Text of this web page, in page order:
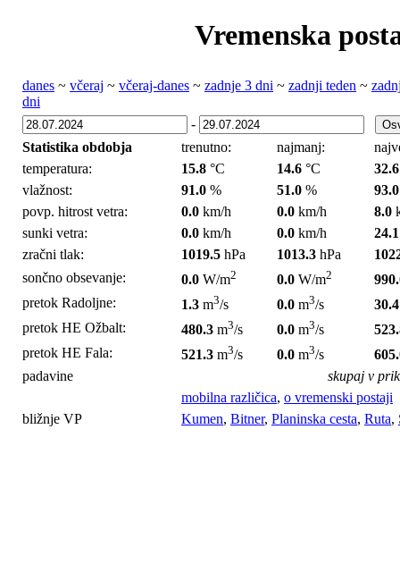
Vremenska
danes ~ včeraj ~ včeraj-danes ~ zadnje 3 dni ~ zadnji teden ~
dni
-
Statistika obdobja
trenutno: najmanj:
temperatura:
15.8 °C 14.6 °C 32.6
vlažnost:
91.0 % 51.0 % 93.0
povp. hitrost vetra:
0.0 km/h 0.0 km/h 8.0
sunki vetra:
0.0 km/h 0.0 km/h 24.1
zračni tlak:
1019.5 hPa 1013.3 hPa
sončno obsevanje:
0.0 W/m2 0.0 W/m2
pretok Radoljne:
1.3 m3/s 0.0 m3/s 30.4
pretok HE Ožbalt:
480.3 m3/s 0.0 m3/s
pretok HE Fala:
521.3 m3/s 0.0 m3/s
padavine
skupaj v
mobilna različica, o vremenski postaji
bližnje VP
Kumen, Bitner, Planinska cesta, Ruta,